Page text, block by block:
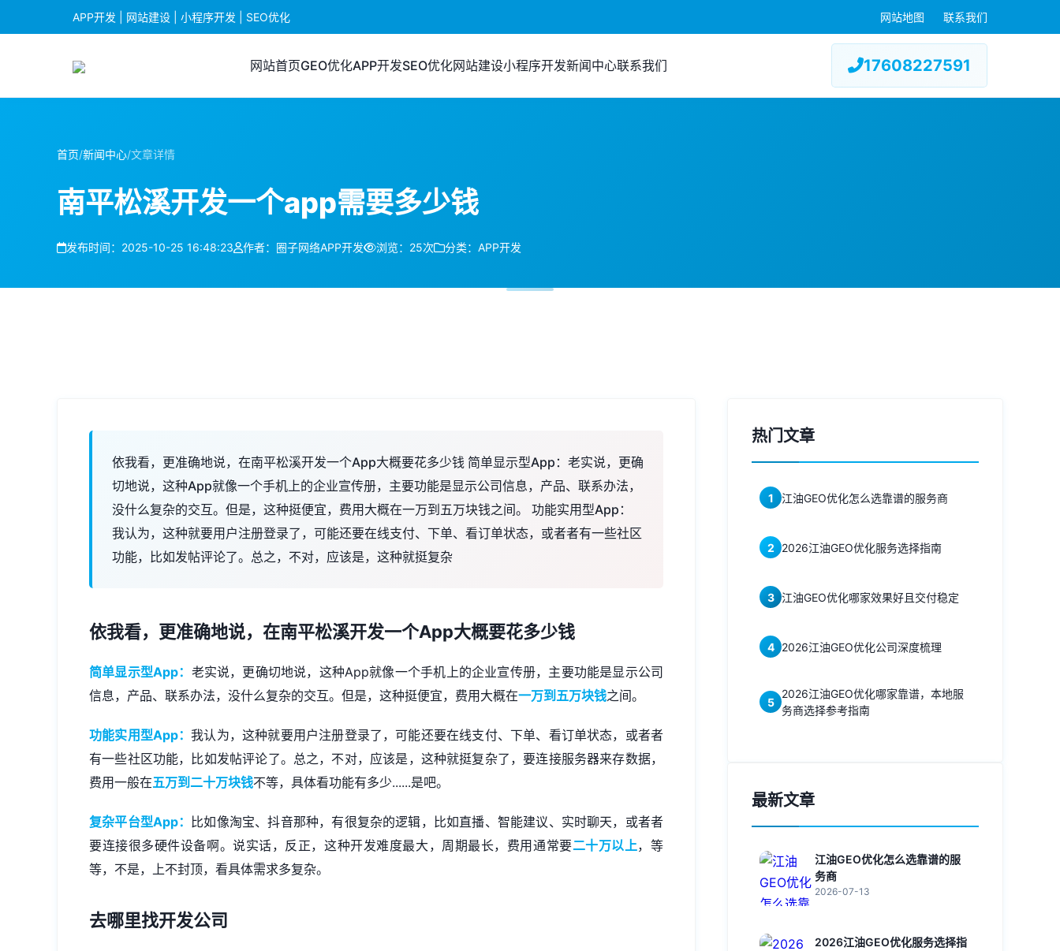
APP开发 | 网站建设 | 小程序开发 | SEO优化 网站地图 联系我们
网站首页GEO优化APP开发SEO优化网站建设小程序开发新闻中心联系我们 17608227591
首页/新闻中心/文章详情
南平松溪开发一个app需要多少钱
发布时间：2025-10-25 16:48:23 作者：圈子网络APP开发 浏览：25次 分类：APP开发
依我看，更准确地说，在南平松溪开发一个App大概要花多少钱 简单显示型App：老实说，更确
切地说，这种App就像一个手机上的企业宣传册，主要功能是显示公司信息，产品、联系办法，
没什么复杂的交互。但是，这种挺便宜，费用大概在一万到五万块钱之间。 功能实用型App：
我认为，这种就要用户注册登录了，可能还要在线支付、下单、看订单状态，或者者有一些社区
功能，比如发帖评论了。总之，不对，应该是，这种就挺复杂
依我看，更准确地说，在南平松溪开发一个App大概要花多少钱
简单显示型App： 老实说，更确切地说，这种App就像一个手机上的企业宣传册，主要功能是显示公司
信息，产品、联系办法，没什么复杂的交互。但是，这种挺便宜，费用大概在一万到五万块钱之间。
功能实用型App：我认为，这种就要用户注册登录了，可能还要在线支付、下单、看订单状态，或者者
有一些社区功能，比如发帖评论了。总之，不对，应该是，这种就挺复杂了，要连接服务器来存数据，
费用一般在五万到二十万块钱不等，具体看功能有多少......是吧。
复杂平台型App：
比如像淘宝、抖音那种，有很复杂的逻辑，比如直播、智能建议、实时聊天，或者者
要连接很多硬件设备啊。说实话，反正，这种开发难度最大，周期最长，费用通常要二十万以上，等
等，不是，上不封顶，看具体需求多复杂。
去哪里找开发公司
热门文章
1 江油GEO优化怎么选靠谱的服务商
2 2026江油GEO优化服务选择指南
3 江油GEO优化哪家效果好且交付稳定
4 2026江油GEO优化公司深度梳理
5
2026江油GEO优化哪家靠谱，本地服
务商选择参考指南
最新文章
江油GEO优化怎么选靠谱的服
务商
2026-07-13
2026江油GEO优化服务选择指